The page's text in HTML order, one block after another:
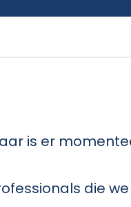
is er
die